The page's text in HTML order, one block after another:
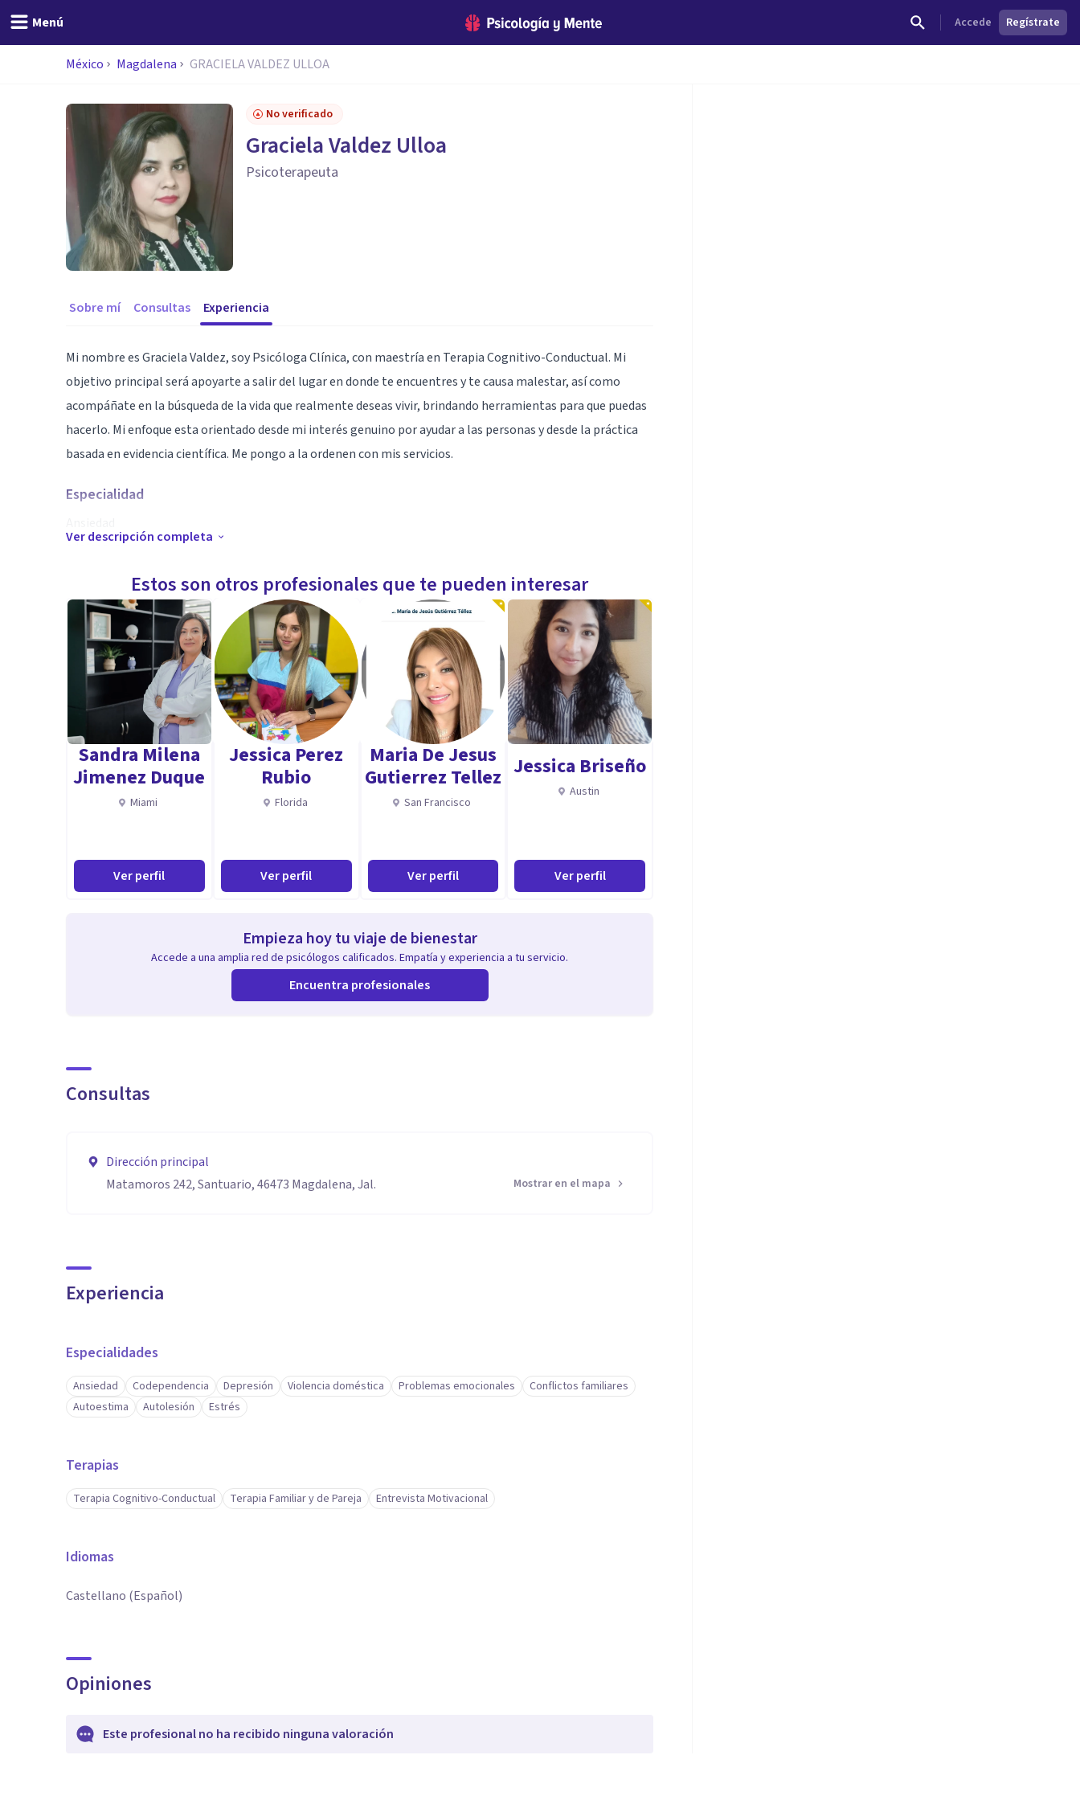
Menú Accede Regístrate
México Magdalena GRACIELA VALDEZ ULLOA
No verificado
Graciela Valdez Ulloa
Psicoterapeuta
Sobre mí Consultas Experiencia
Mi nombre es Graciela Valdez, soy Psicóloga Clínica, con maestría en Terapia Cognitivo-Conductual. Mi
objetivo principal será apoyarte a salir del lugar en donde te encuentres y te causa malestar, así como
acompáñate en la búsqueda de la vida que realmente deseas vivir, brindando herramientas para que puedas
hacerlo. Mi enfoque esta orientado desde mi interés genuino por ayudar a las personas y desde la práctica
basada en evidencia científica. Me pongo a la ordenen con mis servicios.
Especialidad
adolescentes
Depresión
Divorcio
Conflictos familiares
Infidelidad
Matrimonios y prematrimonial
Autoestima
Estrés
Aptitudes
Además de la maestría en enfoque cognitivo conductual, tengo un diplomado en intervención en crisis,
profesional
Ver descripción completa
Estos son otros profesionales que te pueden interesar
Sandra Milena
Jimenez Duque
Miami
Ver perfil
Jessica Perez
Rubio
Florida
Ver perfil
Maria De Jesus
Gutierrez Tellez
San Francisco
Ver perfil
Jessica Briseño
Austin
Ver perfil
Empieza hoy tu viaje de bienestar
Accede a una amplia red de psicólogos calificados. Empatía y experiencia a tu servicio.
Encuentra profesionales
Consultas
Dirección principal
Matamoros 242, Santuario, 46473 Magdalena, Jal.
Mostrar en el mapa
Experiencia
Especialidades
Ansiedad Codependencia Depresión Violencia doméstica Problemas emocionales
Conflictos familiares
Autoestima
Autolesión Estrés
Terapias
Terapia Cognitivo-Conductual Terapia Familiar y de Pareja Entrevista Motivacional
Idiomas
Castellano (Español)
Opiniones
Este profesional no ha recibido ninguna valoración